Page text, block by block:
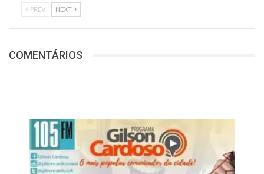
PREV NEXT
COMENTÁRIOS